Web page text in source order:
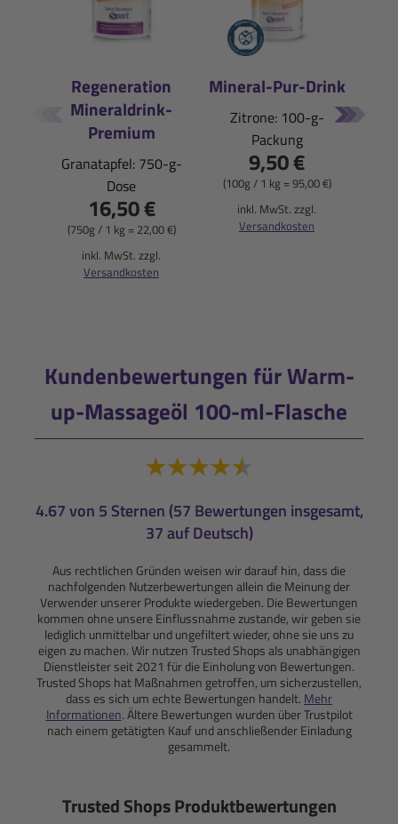
Regeneration
Mineraldrink-
Premium
Granatapfel: 750-g-
Dose
16,50 €
(750g / 1 kg = 22,00 €)
inkl. MwSt. zzgl.
Versandkosten
Mineral-Pur-Drink
Zitrone: 100-g-
Packung
9,50 €
(100g / 1 kg = 95,00 €)
inkl. MwSt. zzgl.
Versandkosten
Kundenbewertungen für Warm-
up-Massageöl 100-ml-Flasche
4.67 von 5 Sternen (57 Bewertungen insgesamt,
37 auf Deutsch)
Aus rechtlichen Gründen weisen wir darauf hin, dass die
nachfolgenden Nutzerbewertungen allein die Meinung der
Verwender unserer Produkte wiedergeben. Die Bewertungen
kommen ohne unsere Einflussnahme zustande, wir geben sie
lediglich unmittelbar und ungefiltert wieder, ohne sie uns zu
eigen zu machen. Wir nutzen Trusted Shops als unabhängigen
Dienstleister seit 2021 für die Einholung von Bewertungen.
Trusted Shops hat Maßnahmen getroffen, um sicherzustellen,
dass es sich um echte Bewertungen handelt. Mehr
Informationen. Ältere Bewertungen wurden über Trustpilot
nach einem getätigten Kauf und anschließender Einladung
gesammelt.
Trusted Shops Produktbewertungen